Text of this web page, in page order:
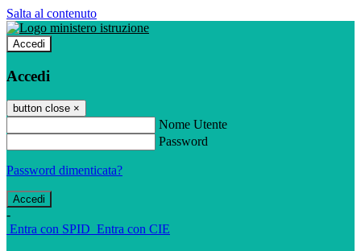
Salta al contenuto
Accedi
Accedi
button close ×
Nome Utente
Password
Password dimenticata?
-
Entra con SPID Entra con CIE